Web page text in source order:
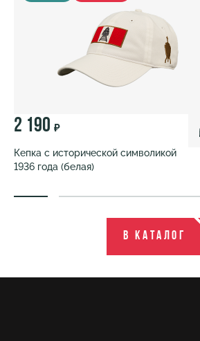
2 190 ₽
Кепка с исторической символикой
1936 года (белая)
В каталог